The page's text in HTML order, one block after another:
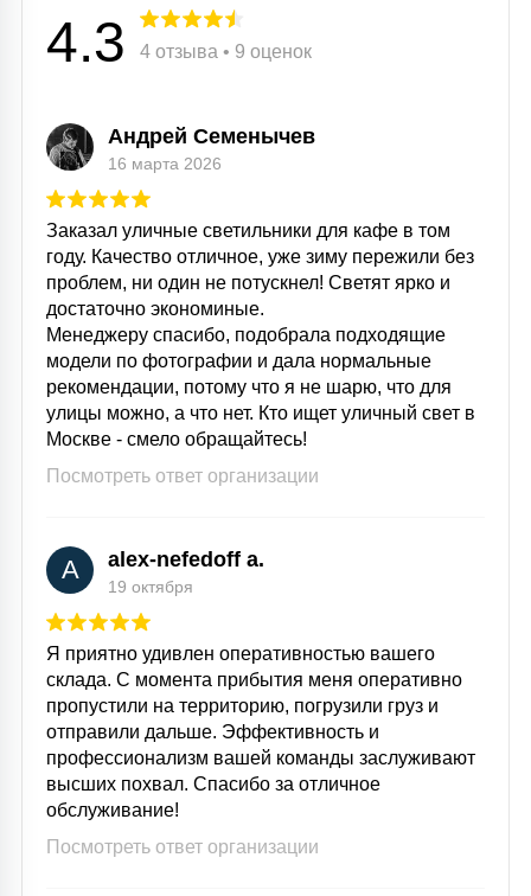
4.3 4 отзыва • 9 оценок
Андрей Семенычев
16 марта 2026
Заказал уличные светильники для кафе в том
году. Качество отличное, уже зиму пережили без
проблем, ни один не потускнел! Светят ярко и
достаточно экономиные.
Менеджеру спасибо, подобрала подходящие
модели по фотографии и дала нормальные
рекомендации, потому что я не шарю, что для
улицы можно, а что нет. Кто ищет уличный свет в
Москве - смело обращайтесь!
Посмотреть ответ организации
A alex-nefedoff a.
19 октября
Я приятно удивлен оперативностью вашего
склада. С момента прибытия меня оперативно
пропустили на территорию, погрузили груз и
отправили дальше. Эффективность и
профессионализм вашей команды заслуживают
высших похвал. Спасибо за отличное
обслуживание!
Посмотреть ответ организации